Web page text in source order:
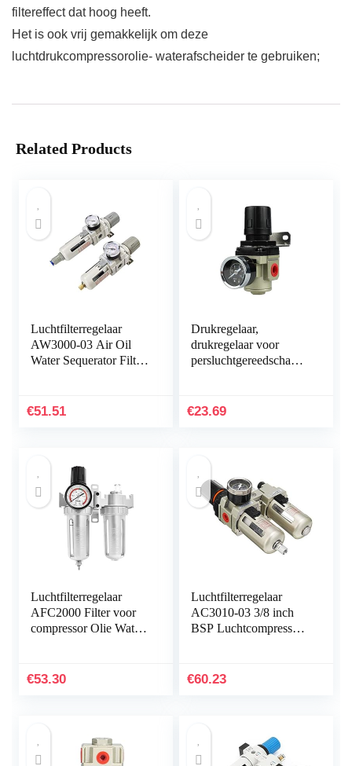
filtereffect dat hoog heeft.
Het is ook vrij gemakkelijk om deze
luchtdrukcompressorolie- waterafscheider te gebruiken;
Related Products
Luchtfilterregelaar
AW3000-03 Air Oil
Water Sequerator Filter
Pneumatische
€51.51
Drukregelaar,
drukregelaar voor
persluchtgereedschap,
€23.69
Luchtfilterregelaar
AFC2000 Filter voor
compressor Olie Water
Luchtdrukregelaar…
€53.30
Luchtfilterregelaar
AC3010-03 3/8 inch
BSP Luchtcompressor
Mechanische regelaar
€60.23